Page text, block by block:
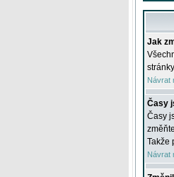
Jak
Návrat
Časy
Časy
Takže
Návrat